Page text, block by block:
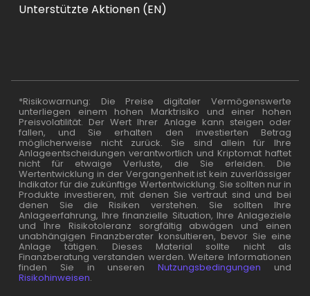
Unterstützte Aktionen (EN)
*Risikowarnung: Die Preise digitaler Vermögenswerte
unterliegen einem hohen Marktrisiko und einer hohen
Preisvolatilität. Der Wert Ihrer Anlage kann steigen oder
fallen, und Sie erhalten den investierten Betrag
möglicherweise nicht zurück. Sie sind allein für Ihre
Anlageentscheidungen verantwortlich und Kriptomat haftet
nicht für etwaige Verluste, die Sie erleiden. Die
Wertentwicklung in der Vergangenheit ist kein zuverlässiger
Indikator für die zukünftige Wertentwicklung. Sie sollten nur in
Produkte investieren, mit denen Sie vertraut sind und bei
denen Sie die Risiken verstehen. Sie sollten Ihre
Anlageerfahrung, Ihre finanzielle Situation, Ihre Anlageziele
und Ihre Risikotoleranz sorgfältig abwägen und einen
unabhängigen Finanzberater konsultieren, bevor Sie eine
Anlage tätigen. Dieses Material sollte nicht als
Finanzberatung verstanden werden. Weitere Informationen
finden Sie in unserenNutzungsbedingungen und
Risikohinweisen.